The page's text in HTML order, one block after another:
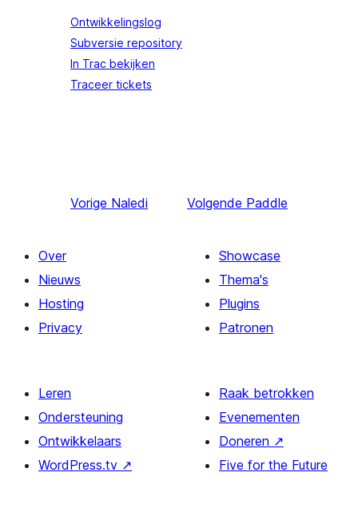
Ontwikkelingslog
Subversie repository
In Trac bekijken
Traceer tickets
Vorige Naledi Volgende Paddle
Over
Nieuws
Hosting
Privacy
Showcase
Thema's
Plugins
Patronen
Leren
Ondersteuning
Ontwikkelaars
WordPress.tv ↗
Raak betrokken
Evenementen
Doneren ↗
Five for the Future